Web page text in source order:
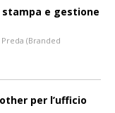
stampa e gestione
(Branded
per l’ufficio